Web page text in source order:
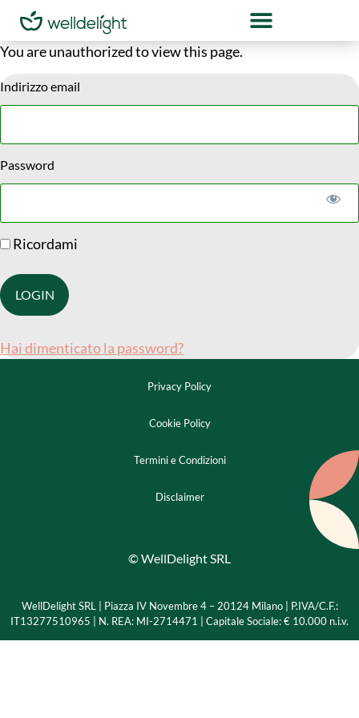
You are unauthorized to view this page.
Indirizzo email
Password
Ricordami
Hai dimenticato la password?
Privacy Policy
Cookie Policy
Termini e Condizioni
Disclaimer
© WellDelight SRL
WellDelight SRL | Piazza IV Novembre 4 – 20124 Milano | P.IVA/C.F.:
IT13277510965 | N. REA: MI-2714471 | Capitale Sociale: € 10.000 n.i.v.